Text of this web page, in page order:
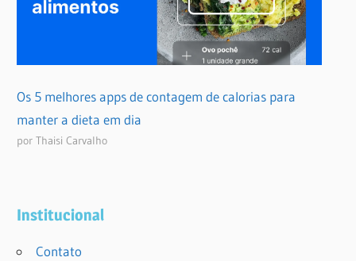
Os 5 melhores apps de contagem de calorias para
manter a dieta em dia
por Thaisi Carvalho
Institucional
Contato